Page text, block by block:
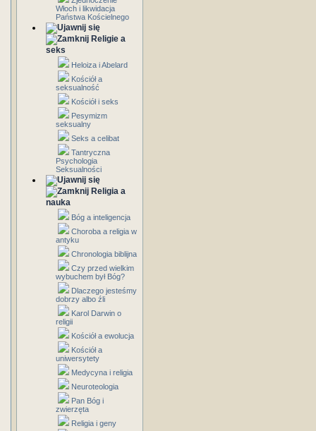
Włoch i likwidacja
Państwa Kościelnego
Religie a
seks
Heloiza i Abelard
Kościół a
seksualność
Kościół i seks
Pesymizm
seksualny
Seks a celibat
Tantryczna
Psychologia
Seksualności
Religia a
nauka
Bóg a inteligencja
Choroba a religia w
antyku
Chronologia biblijna
Czy przed wielkim
wybuchem był Bóg?
Dlaczego jesteśmy
dobrzy albo źli
Karol Darwin o
religii
Kościół a ewolucja
Kościół a
uniwersytety
Medycyna i religia
Neuroteologia
Pan Bóg i
zwierzęta
Religia i geny